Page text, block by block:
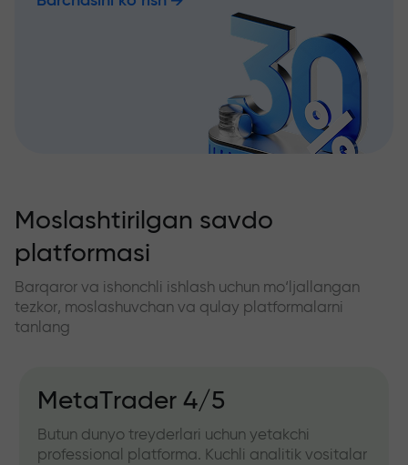
Moslashtirilgan savdo
platformasi
Barqaror va ishonchli ishlash uchun mo‘ljallangan
tezkor, moslashuvchan va qulay platformalarni
tanlang
MetaTrader 4/5
Butun dunyo treyderlari uchun yetakchi
professional platforma. Kuchli analitik vositalar